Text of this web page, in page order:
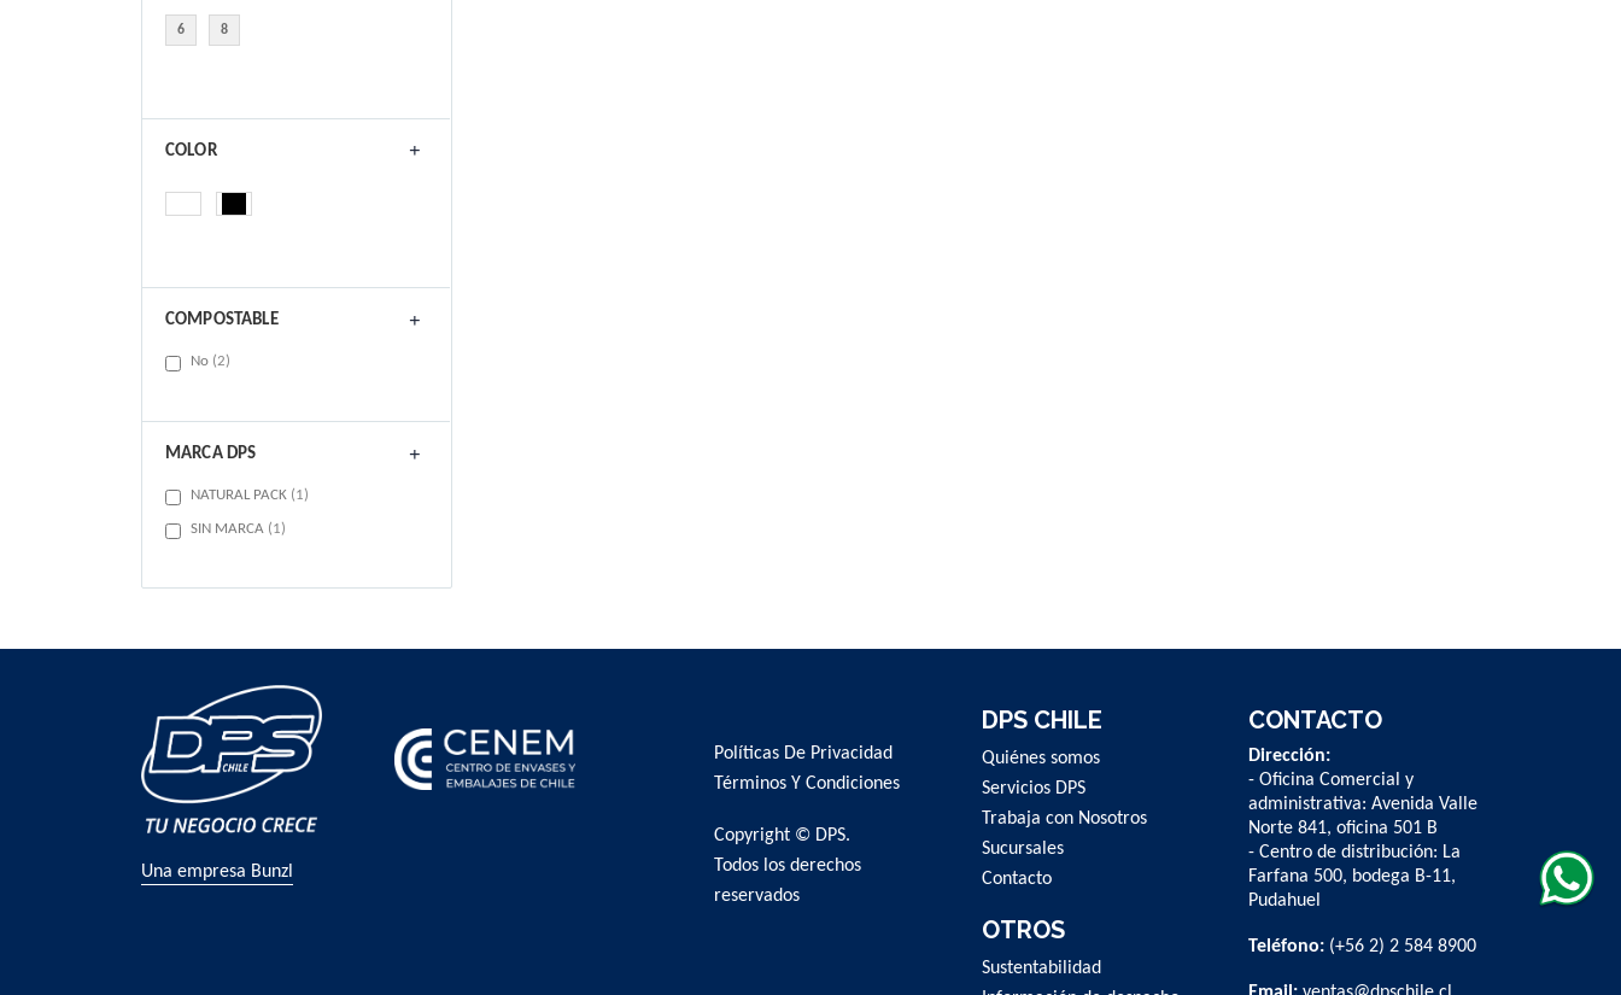
6 8
COLOR
COMPOSTABLE
No 2items
MARCA DPS
NATURAL PACK 1item
SIN MARCA 1item
Una empresa Bunzl
Políticas De Privacidad
Términos Y Condiciones
Copyright © DPS.
Todos los derechos
reservados
DPS CHILE
Quiénes somos
Servicios DPS
Trabaja con Nosotros
Sucursales
Contacto
OTROS
Sustentabilidad
CONTACTO
Dirección:
- Oficina Comercial y
administrativa: Avenida Valle
Norte 841, oficina 501 B
- Centro de distribución: La
Farfana 500, bodega B-11,
Pudahuel
Teléfono: (+56 2) 2 584 8900